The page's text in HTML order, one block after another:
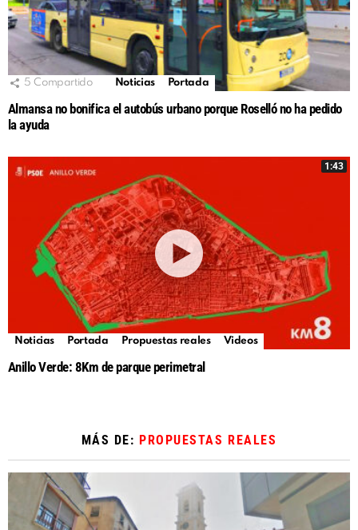
5 Compartido Noticias Portada
Almansa no bonifica el autobús urbano porque Roselló no ha pedido
la ayuda
1:43
Noticias Portada Propuestas reales Videos
Anillo Verde: 8Km de parque perimetral
MÁS DE: PROPUESTAS REALES